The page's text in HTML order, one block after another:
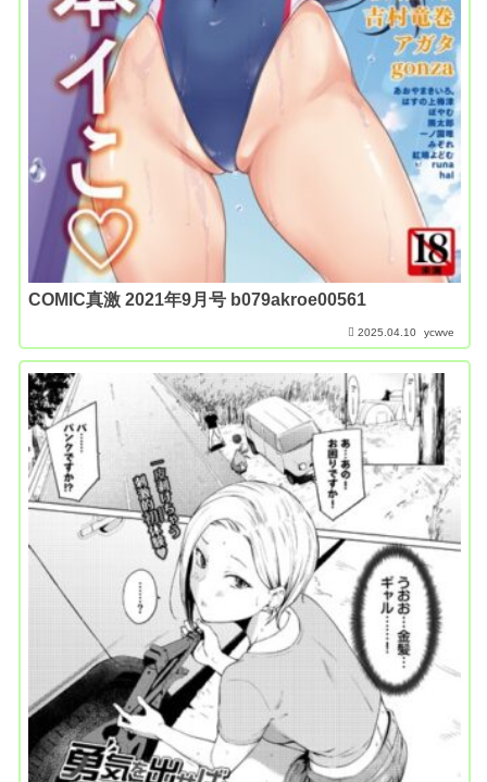
COMIC真激 2021年9月号 b079akroe00561
2025.04.10 ycwve